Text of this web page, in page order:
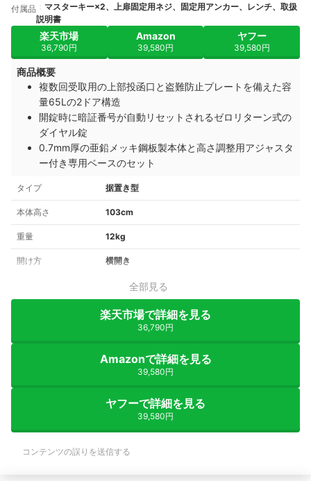
付属品
マスターキー×2、上扉固定用ネジ、固定用アンカー、レンチ、取扱
説明書
楽天市場
36,790円
Amazon
39,580円
ヤフー
39,580円
商品概要
複数回受取用の上部投函口と盗難防止プレートを備えた容
量65Lの2ドア構造
開錠時に暗証番号が自動リセットされるゼロリターン式の
ダイヤル錠
0.7mm厚の亜鉛メッキ鋼板製本体と高さ調整用アジャスタ
ー付き専用ベースのセット
タイプ 据置き型
本体高さ 103cm
重量 12kg
開け方 横開き
全部見る
楽天市場で詳細を見る
36,790円
Amazonで詳細を見る
39,580円
ヤフーで詳細を見る
39,580円
コンテンツの誤りを送信する